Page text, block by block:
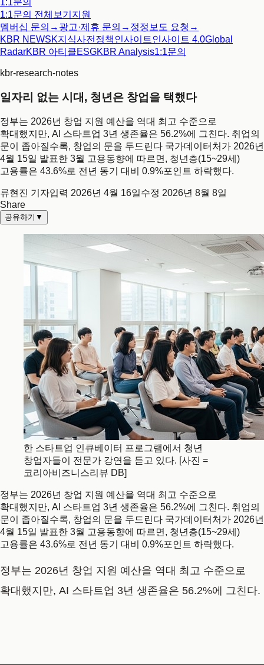
1:1문의
1:1문의 전체보기 지원
멤버십 문의 → 광고·제휴 문의 → 정정보도 요청 →
KBR NEWSK지식사전 정책인사이트인사이트 4.0Global
RadarKBR 아티클ESGKBR Analysis1:1문의
kbr-research-notes
일자리 없는 시대, 청년은 창업을 택했다
정부는 2026년 창업 지원 예산을 역대 최고 수준으로
확대했지만, AI 스타트업 3년 생존율은 56.2%에 그친다. 취업의
문이 좁아질수록, 창업의 문을 두드린다 국가데이터처가 2026년
4월 15일 발표한 3월 고용동향에 따르면, 청년층(15~29세)
고용률은 43.6%로 전년 동기 대비 0.9%포인트 하락했다.
류현진 기자입력 2026년 4월 16일수정 2026년 8월 8일
Share
공유하기 ▼
한 스타트업 인큐베이터 프로그램에서 청년
창업자들이 전문가 강연을 듣고 있다. [사진 =
코리아비즈니스리뷰 DB]
정부는 2026년 창업 지원 예산을 역대 최고 수준으로
확대했지만, AI 스타트업 3년 생존율은 56.2%에 그친다. 취업의
문이 좁아질수록, 창업의 문을 두드린다 국가데이터처가 2026년
4월 15일 발표한 3월 고용동향에 따르면, 청년층(15~29세)
고용률은 43.6%로 전년 동기 대비 0.9%포인트 하락했다.
정부는 2026년 창업 지원 예산을 역대 최고 수준으로
확대했지만, AI 스타트업 3년 생존율은 56.2%에 그친다.